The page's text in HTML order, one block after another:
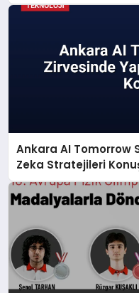
Ankara AI Tomorrow
Zeka Stratejileri